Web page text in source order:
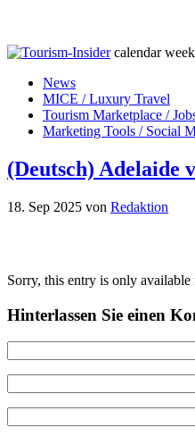
calendar
News
MICE / Luxury Travel
Tourism Marketplace /
Marketing Tools / Social
(Deutsch) Adelaide
18. Sep 2025 von Redaktion
Sorry, this entry is only available
Hinterlassen Sie einen